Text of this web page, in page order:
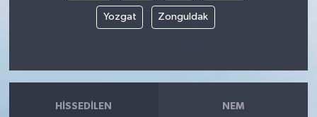
Yozgat Zonguldak
HISSEDILEN NEM